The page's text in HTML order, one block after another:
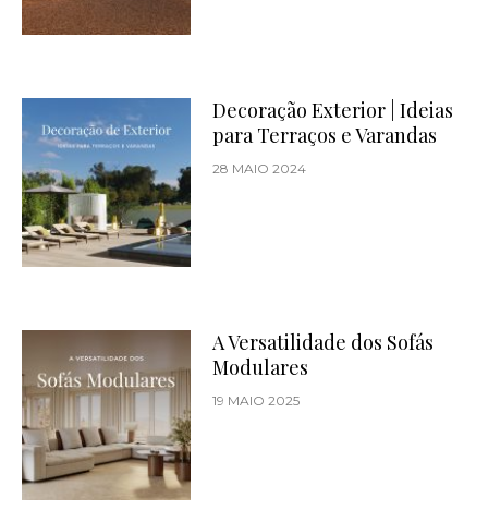
Decoração Exterior | Ideias
para Terraços e Varandas
28 MAIO 2024
A Versatilidade dos Sofás
Modulares
19 MAIO 2025